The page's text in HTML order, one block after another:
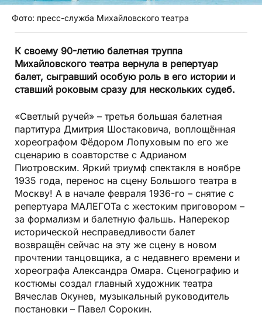
Фото: пресс-служба Михайловского театра
К своему 90-летию балетная труппа
Михайловского театра вернула в репертуар
балет, сыгравший особую роль в его истории и
ставший роковым сразу для нескольких судеб.
«Светлый ручей» – третья большая балетная
партитура Дмитрия Шостаковича, воплощённая
хореографом Фёдором Лопуховым по его же
сценарию в соавторстве с Адрианом
Пиотровским. Яркий триумф спектакля в ноябре
1935 года, перенос на сцену Большого театра в
Москву! А в начале февраля 1936-го – снятие с
репертуара МАЛЕГОТа с жестоким приговором –
за формализм и балетную фальшь. Наперекор
исторической несправедливости балет
возвращён сейчас на эту же сцену в новом
прочтении танцовщика, а с недавнего времени и
хореографа Александра Омара. Сценографию и
костюмы создал главный художник театра
Вячеслав Окунев, музыкальный руководитель
постановки – Павел Сорокин.